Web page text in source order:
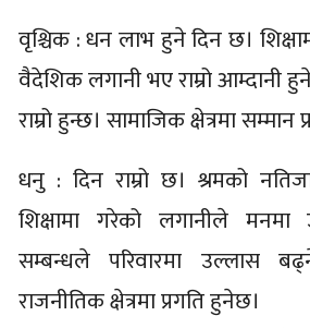
वृश्चिक : धन लाभ हुने दिन छ।
वैदेशिक लगानी भए राम्रो आम्दानी
राम्रो हुन्छ। सामाजिक क्षेत्रमा सम्मान
धनु : दिन राम्रो छ। श्रमको नतिजा
शिक्षामा गरेको लगानीले मनमा
सम्बन्धले परिवारमा उल्लास
राजनीतिक क्षेत्रमा प्रगति हुनेछ।